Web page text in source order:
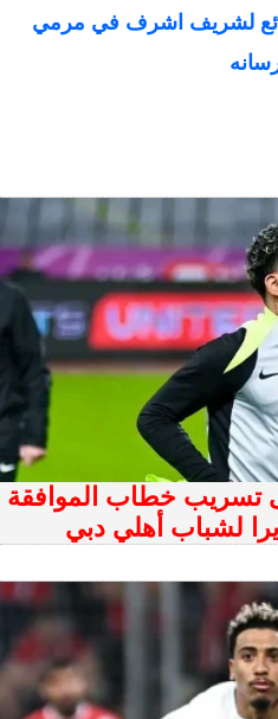
لشريف اشرف في مرمي
تسريب خطاب الموافقة
لشباب أهلي دبي